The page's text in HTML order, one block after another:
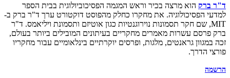
ד"ר ברק הוא מרצה בכיר וראש המגמה הפסיכוביולוגית בבית הספר
למדעי הפסיכולוגיה. את מחקרו כחלק מהפוסט דוקטורט ערך ד"ר ברק ב-
MIT, שם חקר תסמונות נוירוגנטיות כגון אוטיזם ותסמונת ויליאמס. ד"ר
ברק פרסם עשרות מאמרים מחקריים בעיתונים המובילים ביותר בעולם,
זכה במגוון גראנטים, מלגות, ופרסים יוקרתיים בינלאומיים עבור מחקריו
פורצי הדרך.
הרשמה